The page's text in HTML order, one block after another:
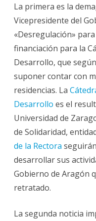
Ciudad
Cine,todo
en
misma
dirección.
La primera es la
Vicepresidente del
«Desregulación»
financiación para la
Desarrollo, que
suponer contar con
residencias. La
Desarrollo es el
Universidad de
de Solidaridad,
de la Rectora
desarrollar sus
Gobierno de Aragón
retratado.
La segunda noticia